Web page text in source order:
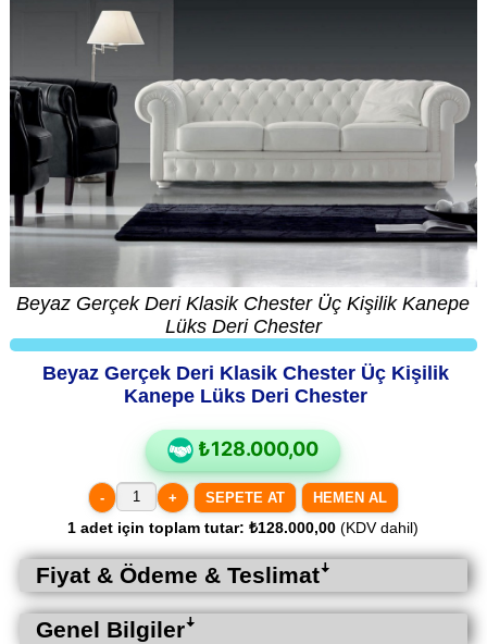
Beyaz Gerçek Deri Klasik Chester Üç Kişilik Kanepe
Lüks Deri Chester
Beyaz Gerçek Deri Klasik Chester Üç Kişilik
Kanepe Lüks Deri Chester
₺128.000,00
- + HEMEN AL
1 adet için toplam tutar:₺128.000,00 (KDV dahil)
Fiyat & Ödeme & Teslimatꜜ
Genel Bilgilerꜜ